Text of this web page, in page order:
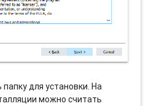
для установки. На
можно считать